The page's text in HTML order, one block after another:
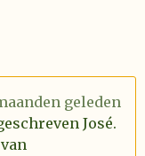
geleden
José.